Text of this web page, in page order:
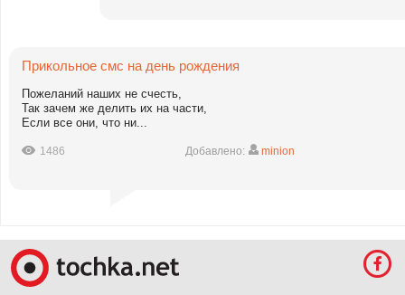
Прикольное смс на день рождения
Пожеланий наших не счесть,
Так зачем же делить их на части,
Если все они, что ни...
1486 Добавлено: minion